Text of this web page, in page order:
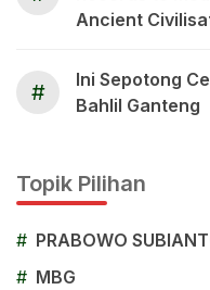
Ancient
#
Ini Sepotong
Bahlil Ganteng
Topik Pilihan
# PRABOWO
# MBG